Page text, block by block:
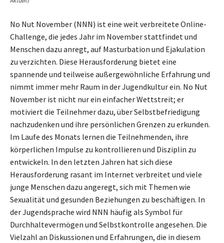
No Nut November (NNN) ist eine weit verbreitete Online-
Challenge, die jedes Jahr im November stattfindet und
Menschen dazu anregt, auf Masturbation und Ejakulation
zu verzichten. Diese Herausforderung bietet eine
spannende und teilweise außergewöhnliche Erfahrung und
nimmt immer mehr Raum in der Jugendkultur ein. No Nut
November ist nicht nur ein einfacher Wettstreit; er
motiviert die Teilnehmer dazu, über Selbstbefriedigung
nachzudenken und ihre persönlichen Grenzen zu erkunden.
Im Laufe des Monats lernen die Teilnehmenden, ihre
körperlichen Impulse zu kontrollieren und Disziplin zu
entwickeln. In den letzten Jahren hat sich diese
Herausforderung rasant im Internet verbreitet und viele
junge Menschen dazu angeregt, sich mit Themen wie
Sexualität und gesunden Beziehungen zu beschäftigen. In
der Jugendsprache wird NNN häufig als Symbol für
Durchhaltevermögen und Selbstkontrolle angesehen. Die
Vielzahl an Diskussionen und Erfahrungen, die in diesem